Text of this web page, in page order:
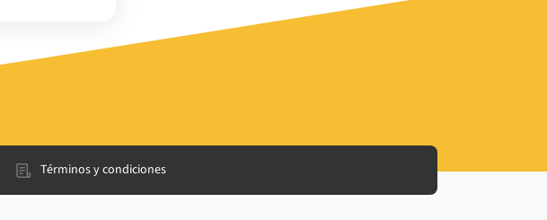
Términos y condiciones